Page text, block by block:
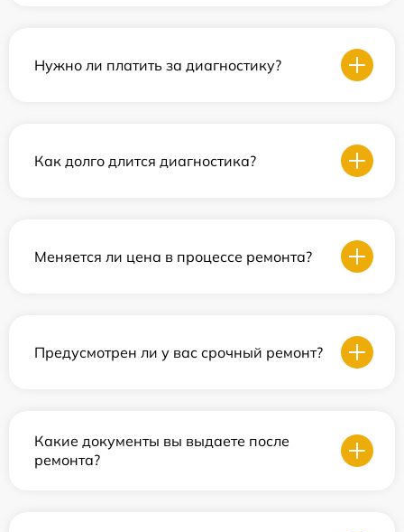
Нужно ли платить за диагностику?
Как долго длится диагностика?
Меняется ли цена в процессе ремонта?
Предусмотрен ли у вас срочный ремонт?
Какие документы вы выдаете после
ремонта?